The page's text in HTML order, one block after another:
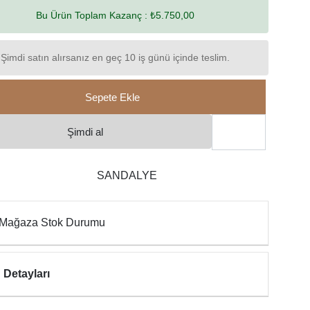
Bu Ürün Toplam Kazanç : ₺5.750,00
Şimdi satın alırsanız en geç 10 iş günü içinde teslim.
Sepete Ekle
Şimdi al
SANDALYE
Stok Durumu